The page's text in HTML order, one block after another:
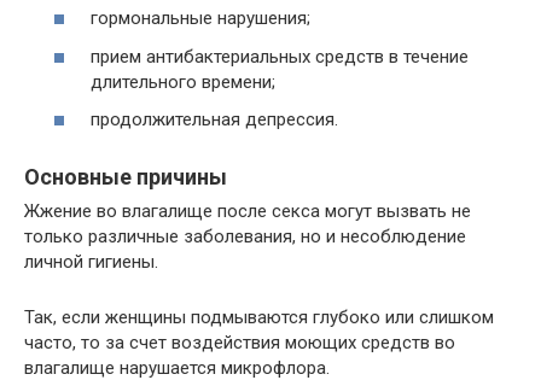
гормональные нарушения;
прием антибактериальных средств в течение
длительного времени;
продолжительная депрессия.
Основные причины
Жжение во влагалище после секса могут вызвать не
только различные заболевания, но и несоблюдение
личной гигиены.
Так, если женщины подмываются глубоко или слишком
часто, то за счет воздействия моющих средств во
влагалище нарушается микрофлора.